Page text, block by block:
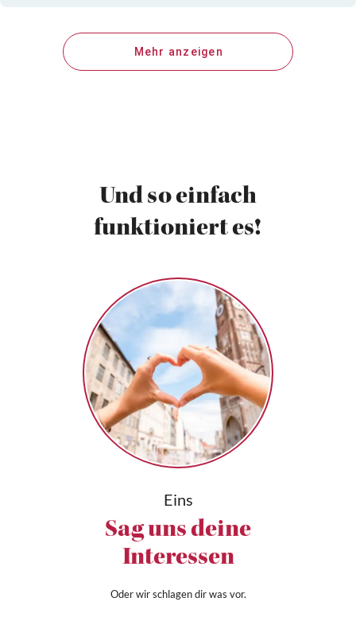
Mehr anzeigen
Und so einfach
funktioniert es!
Eins
Sag uns deine
Interessen
Oder wir schlagen dir was vor.